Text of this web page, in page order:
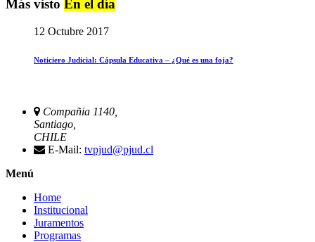
Más visto En el día
12 Octubre 2017
Noticiero Judicial: Cápsula Educativa – ¿Qué es una foja?
Compañia 1140,
Santiago,
CHILE
E-Mail: tvpjud@pjud.cl
Menú
Home
Institucional
Juramentos
Programas